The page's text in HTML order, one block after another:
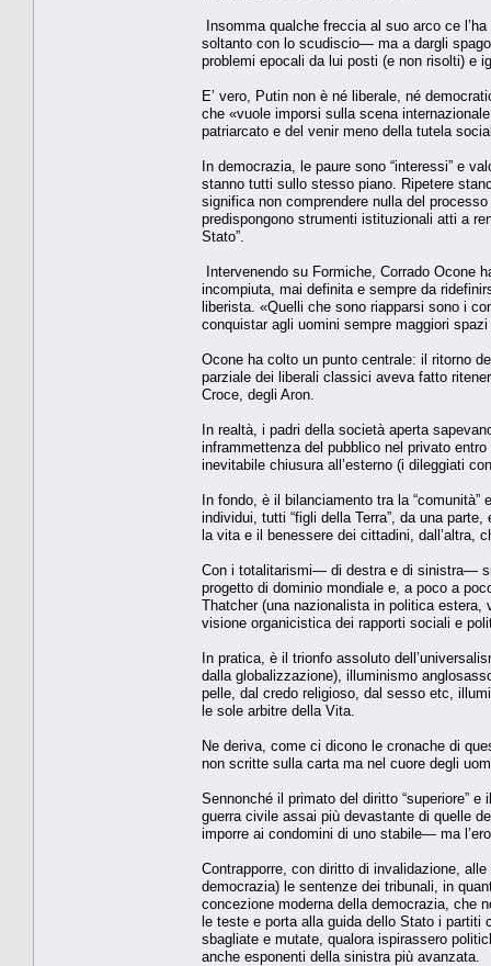
Insomma qualche freccia al suo arco ce
soltanto con lo scudiscio— ma a dargli
problemi epocali da lui posti (e non risolti) e
E’ vero, Putin non è né liberale, né
che «vuole imporsi sulla scena
patriarcato e del venir meno della tutela
In democrazia, le paure sono “interessi” e
stanno tutti sullo stesso piano. Ripetere
significa non comprendere nulla del
predispongono strumenti istituzionali atti a
Stato”.
Intervenendo su Formiche, Corrado Ocone
incompiuta, mai definita e sempre da
liberista. «Quelli che sono riapparsi sono i
conquistar agli uomini sempre maggiori
Ocone ha colto un punto centrale: il ritorno
parziale dei liberali classici aveva fatto
Croce, degli Aron.
In realtà, i padri della società aperta
inframmettenza del pubblico nel privato
inevitabile chiusura all’esterno (i dileggiati
In fondo, è il bilanciamento tra la
individui, tutti “figli della Terra”, da una
la vita e il benessere dei cittadini, dall’altra,
Con i totalitarismi— di destra e di sinistra—
progetto di dominio mondiale e, a poco a
Thatcher (una nazionalista in politica estera,
visione organicistica dei rapporti sociali e
In pratica, è il trionfo assoluto
dalla globalizzazione), illuminismo
pelle, dal credo religioso, dal sesso etc,
le sole arbitre della Vita.
Ne deriva, come ci dicono le cronache di
non scritte sulla carta ma nel cuore degli
Sennonché il primato del diritto “superiore”
guerra civile assai più devastante di quelle
imporre ai condomini di uno stabile— ma
Contrapporre, con diritto di invalidazione,
democrazia) le sentenze dei tribunali, in
concezione moderna della democrazia, che
le teste e porta alla guida dello Stato i partiti
sbagliate e mutate, qualora ispirassero
anche esponenti della sinistra più avanzata.